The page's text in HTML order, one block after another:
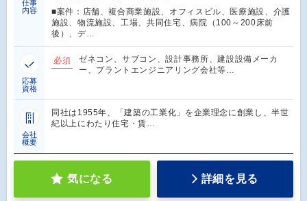
仕事
内容
■案件：店舗、複合商業施設、オフィスビル、医療施設、介護
施設、物流施設、工場、共同住宅、病院（100～200床前
後）、デ…
応募
資格
必須
ゼネコン、サブコン、設計事務所、建設設備メーカ
ー、プラントエンジニアリング会社等…
会社
概要
同社は1955年、「建築の工業化」を企業理念に創業し、半世
紀以上にわたり住宅・賃…
気になる 詳細を見る